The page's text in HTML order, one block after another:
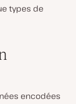
types de
encodées